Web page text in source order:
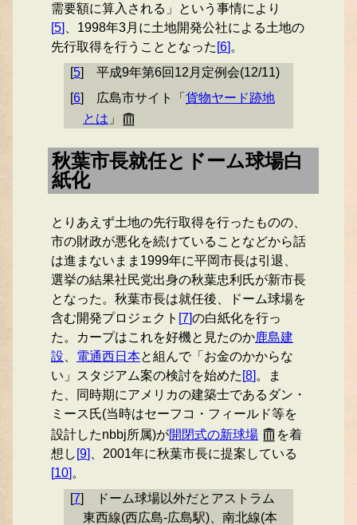
需要額に算入される」という事情により
[5]
、1998年3月に土地開発公社による土地の
先行取得を行うこととなった [6] 。
[5]
平成9年第6回12月定例会(12/11)
[6] 広島市サイト「 貨物ヤード跡地
とは 」
秋葉市長就任とドーム球場白
紙化
とりあえず土地の先行取得を行ったものの、
市の財政が悪化を続けていることなどから話
は進まないまま1999年に平岡市長は引退、
選挙の結果社民党出身の秋葉忠利氏が新市長
となった。秋葉市長は就任後、ドーム球場を
含む開発プロジェクト [7]の白紙化を行っ
た。カープはこれを好機と見たのか鹿島建
設
電通西日本と組んで「お金のかからな
い」スタジアム案の検討を始めた [8] 。ま
た、同時期にアメリカの建築士であるダン・
ミース氏(当時はセーフコ・フィールド等を
設計したnbbj所属)が開閉式の新球場
を着
想し [9]
、2001年に秋葉市長に提案している
[10] 。
[7]
ドーム球場以外だとアストラム
東西線(西広島-広島駅)、南北線(本